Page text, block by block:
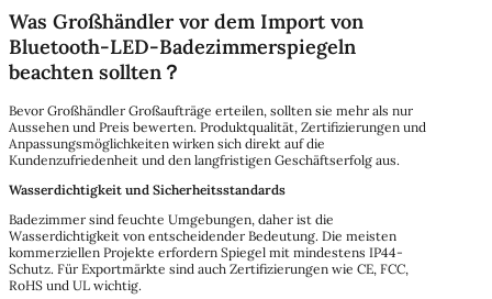
Was Großhändler vor dem Import von
Bluetooth-LED-Badezimmerspiegeln
beachten sollten？
Bevor Großhändler Großaufträge erteilen, sollten sie mehr als nur
Aussehen und Preis bewerten. Produktqualität, Zertifizierungen und
Anpassungsmöglichkeiten wirken sich direkt auf die
Kundenzufriedenheit und den langfristigen Geschäftserfolg aus.
Wasserdichtigkeit und Sicherheitsstandards
Badezimmer sind feuchte Umgebungen, daher ist die
Wasserdichtigkeit von entscheidender Bedeutung. Die meisten
kommerziellen Projekte erfordern Spiegel mit mindestens IP44-
Schutz. Für Exportmärkte sind auch Zertifizierungen wie CE, FCC,
RoHS und UL wichtig.